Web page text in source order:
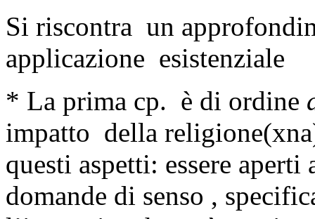
Si riscontra un
applicazione esistenziale
* La prima cp. è di ordine
impatto della
questi aspetti: essere
domande di senso ,